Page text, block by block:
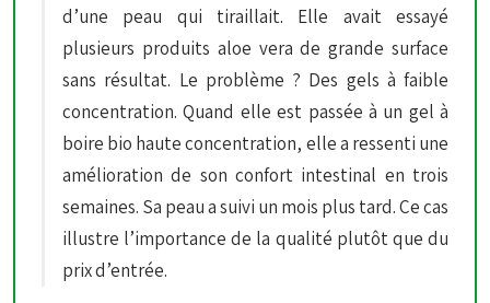
d’une peau qui tiraillait. Elle avait essayé
plusieurs produits aloe vera de grande surface
sans résultat. Le problème ? Des gels à faible
concentration. Quand elle est passée à un gel à
boire bio haute concentration, elle a ressenti une
amélioration de son confort intestinal en trois
semaines. Sa peau a suivi un mois plus tard. Ce cas
illustre l’importance de la qualité plutôt que du
prix d’entrée.